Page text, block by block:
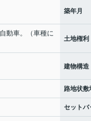
築年月
動車。（車種に
土地権利
建物構造
路地状敷
セットバ